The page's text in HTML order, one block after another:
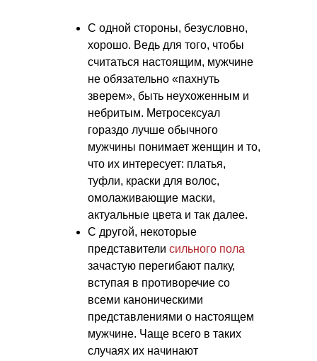
С одной стороны, безусловно,
хорошо. Ведь для того, чтобы
считаться настоящим, мужчине
не обязательно «пахнуть
зверем», быть неухоженным и
небритым. Метросексуал
гораздо лучше обычного
мужчины понимает женщин и то,
что их интересует: платья,
туфли, краски для волос,
омолаживающие маски,
актуальные цвета и так далее.
С другой, некоторые
представители сильного пола
зачастую перегибают палку,
вступая в противоречие со
всеми каноническими
представлениями о настоящем
мужчине. Чаще всего в таких
случаях их начинают